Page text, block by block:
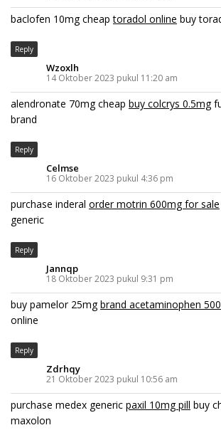
baclofen 10mg cheaptoradol online buy
Reply
Wzoxlh
14 Oktober 2023 pukul 11:20 am
alendronate 70mg cheap buy colcrys 0.5mg
brand
Reply
Celmse
16 Oktober 2023 pukul 4:36 pm
purchase inderal order motrin 600mg for sale
generic
Reply
Jannqp
18 Oktober 2023 pukul 9:31 pm
buy pamelor 25mgbrand acetaminophen
online
Reply
Zdrhqy
21 Oktober 2023 pukul 10:56 am
purchase medex generic paxil 10mg pill buy
maxolon